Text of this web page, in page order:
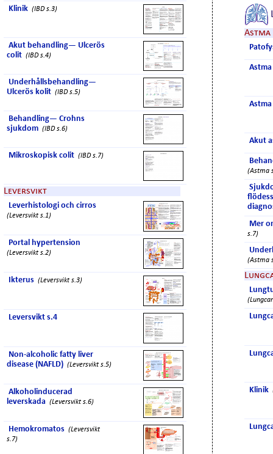
Klinik (IBD s.3)
Akut behandling— Ulcerös
colit (IBD s.4)
Underhållsbehandling—
Ulcerös kolit (IBD s.5)
Behandling— Crohns
sjukdom (IBD s.6)
Mikroskopisk colit (IBD s.7)
Leversvikt
Leverhistologi och cirros
(Leversvikt s.1)
Portal hypertension
(Leversvikt s.2)
Ikterus (Leversvikt s.3)
Leversvikt s.4
Non-alcoholic fatty liver
disease (NAFLD) (Leversvikt s.5)
Alkoholinducerad
leverskada (Leversvikt s.6)
Hemokromatos (Leversvikt
s.7)
Astma
Astma
Astma
Akut
(Astma
Mer
s.7)
(Astma
Klinik